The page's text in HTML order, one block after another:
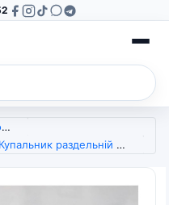
Купальник раздельній (арт. 7428)